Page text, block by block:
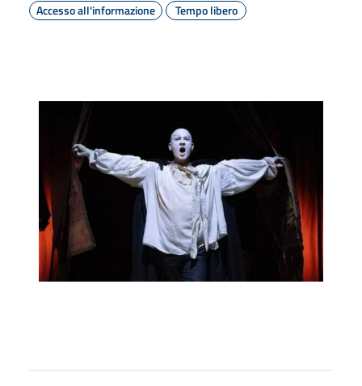
Accesso all'informazione
Tempo libero